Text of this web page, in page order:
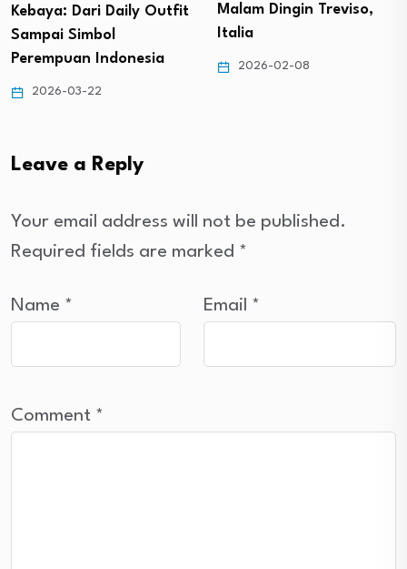
Malam Dingin Treviso,
Italia
2026-02-08
Dari Istana ke Hati Kita:
Inspirasi Berkebaya
dari…
Leave a Reply
Your email address will not be published.
Required fields are marked *
Name * Email *
Comment *